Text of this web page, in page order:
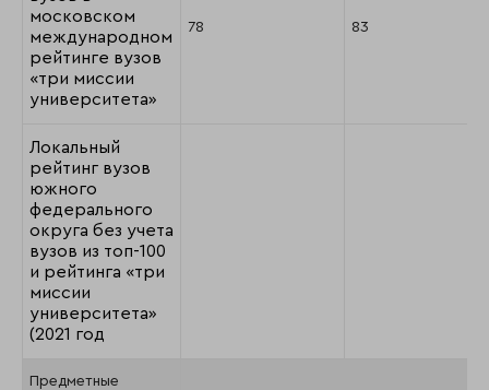
московском
международном
рейтинге вузов
«три миссии
университета»
78 83
Локальный
рейтинг вузов
южного
федерального
округа без учета
вузов из топ-100
и рейтинга «три
миссии
университета»
(2021 год
Предметные